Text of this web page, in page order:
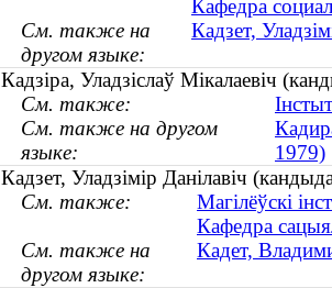
Кафедра
См. также на
другом языке:
Кадзет,
Кадзіра, Уладзіслаў Мікалаевіч
См. также:
См. также на другом
языке:
1979)
Кадзет, Уладзімір Данілавіч
См. также:
Магілёўскі
Кафедра
См. также на
другом языке:
Кадет,